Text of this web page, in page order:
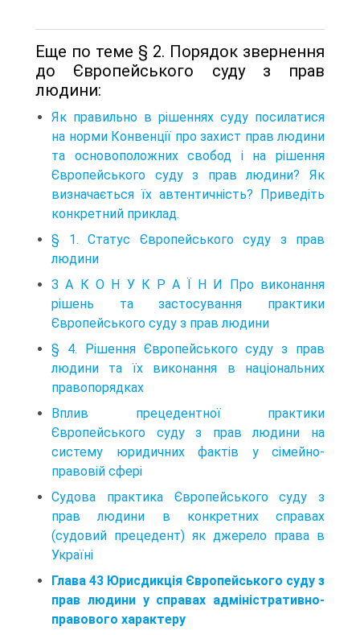
Еще по теме § 2. Порядок звернення
до Європейського суду з прав
людини:
Як правильно в рішеннях суду посилатися
на норми Конвенції про захист прав людини
та основоположних свобод і на рішення
Європейського суду з прав людини? Як
визначається їх автентичність? Приведіть
конкретний приклад.
§ 1. Статус Європейського суду з прав
людини
З А К О Н У К Р А Ї Н И Про виконання
рішень та застосування практики
Європейського суду з прав людини
§ 4. Рішення Європейського суду з прав
людини та їх виконання в національних
правопорядках
Вплив прецедентної практики
Європейського суду з прав людини на
систему юридичних фактів у сімейно-
правовій сфері
Судова практика Європейського суду з
прав людини в конкретних справах
(судовий прецедент) як джерело права в
Україні
Глава 43 Юрисдикція Європейського суду з
прав людини у справах адміністративно-
правового характеру